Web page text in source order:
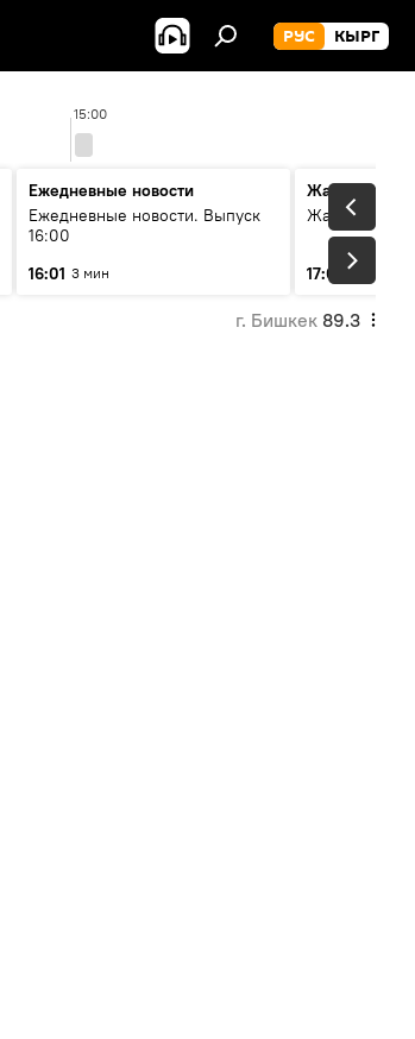
РУС КЫРГ
15:00
Ежедневные новости
Ежедневные новости. Выпуск
16:00
16:01 3 мин
Жаңылыктар
17:01 5 мин
г. Бишкек 89.3